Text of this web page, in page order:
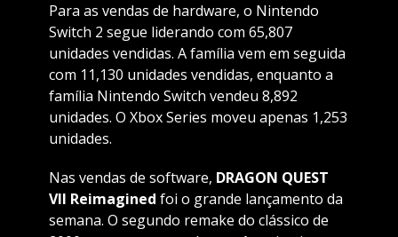
Para as vendas de hardware, o Nintendo
Switch 2 segue liderando com 65,807
unidades vendidas. A família vem em seguida
com 11,130 unidades vendidas, enquanto a
família Nintendo Switch vendeu 8,892
unidades. O Xbox Series moveu apenas 1,253
unidades.
Nas vendas de software, DRAGON QUEST
VII Reimagined foi o grande lançamento da
semana. O segundo remake do clássico de